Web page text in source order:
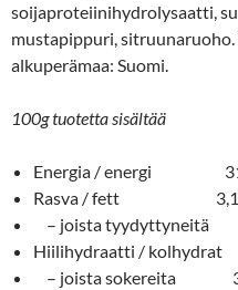
soijaproteiinihydrolysaatti,
mustapippuri, sitruunaruoho.
alkuperämaa: Suomi.
100g tuotetta sisältää
Energia / energi
Rasva / fett
– joista tyydyttyneitä
Hiilihydraatti /
– joista sokereita